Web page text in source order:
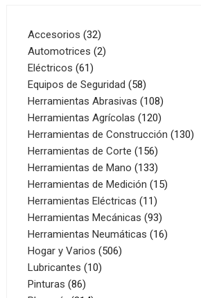
Accesorios 3232
productos
Automotrices 22
Eléctricos 6161
productos
Equipos de Seguridad 5858
productos
Herramientas Abrasivas 108108
productos
Herramientas Agrícolas 120120
productos
Herramientas de Construcción 130130
Herramientas de Corte 156156
productos
Herramientas de Mano 133133
productos
Herramientas de Medición 1515
Herramientas Eléctricas 1111
productos
Herramientas Mecánicas 9393
productos
Herramientas Neumáticas 1616
Hogar y Varios 506506
Lubricantes 1010
Pinturas 8686